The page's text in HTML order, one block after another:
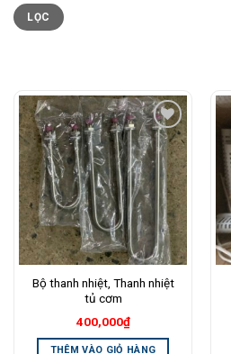
Giá
tối
thiểu
Giá
tối
đa
LỌC
Add to
Wishlist
Bộ thanh nhiệt, Thanh nhiệt
tủ cơm
400,000₫
THÊM VÀO GIỎ HÀNG